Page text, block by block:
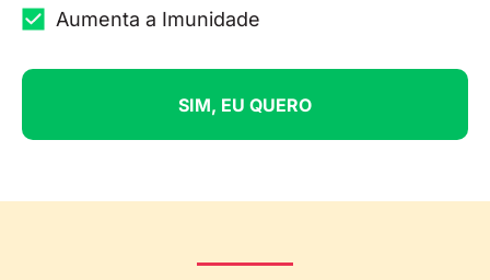
Aumenta a Imunidade
SIM, EU QUERO